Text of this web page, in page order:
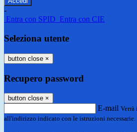
-
Entra con SPID Entra con CIE
Seleziona utente
button close ×
Recupero password
button close ×
E-mail Verrà
all'indirizzo indicato con le istruzioni necessarie.